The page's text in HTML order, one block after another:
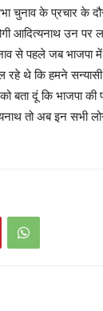
चुनाव के प्रचार के
आदित्यनाथ उन पर
से पहले जब भाजपा
रहे थे कि हमने
बता दूं कि भाजपा
तो अब इन सभी